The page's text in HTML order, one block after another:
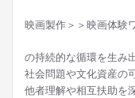
映画製作＞＞映画体験
の持続的な循環を生み
社会問題や文化資産の
他者理解や相互扶助を